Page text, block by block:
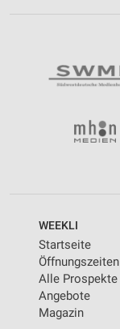
WEEKLI
Startseite
Öffnungszeiten
Alle Prospekte
Angebote
Magazin